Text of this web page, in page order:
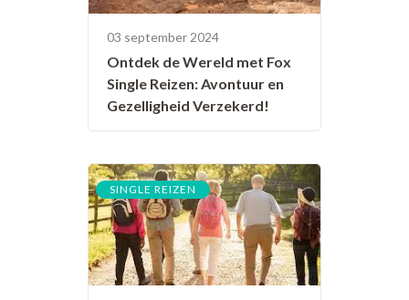
03 september 2024
Ontdek de Wereld met Fox
Single Reizen: Avontuur en
Gezelligheid Verzekerd!
SINGLE REIZEN